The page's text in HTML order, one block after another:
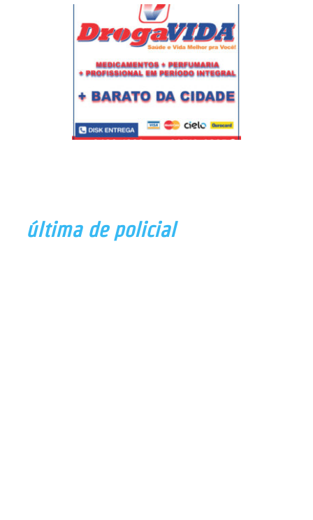
última de policial